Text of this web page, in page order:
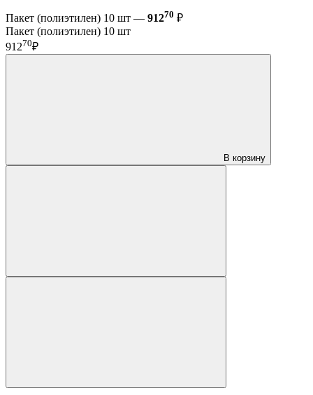
Пакет (полиэтилен) 10 шт — 91270 ₽
Пакет (полиэтилен) 10 шт
91270₽
В корзину